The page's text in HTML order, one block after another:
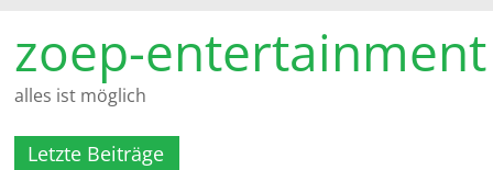
Inhalt
springen
zoep-entertainment
alles ist möglich
Letzte Beiträge